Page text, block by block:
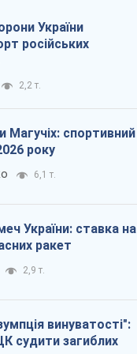
України
російських
2,2 т.
Магучіх: спортивний
року
6,1 т.
України: ставка на
ракет
2,9 т.
винуватості":
судити загиблих